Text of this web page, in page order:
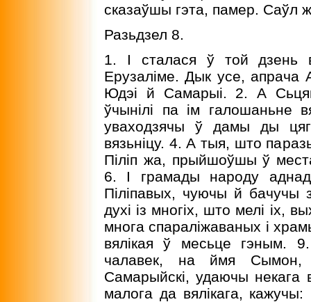
сказаўшы гэта, памер. Саўл
Разьдзел 8.
1. I сталася ў той дзень
Ерузаліме. Дык усе, апрача
Юдэі й Самарыі. 2. А
ўчынілі па ім галошаньне
уваходзячы ў дамы ды
вязьніцу. 4. А тыя, што
Піліп жа, прыйшоўшы ў
6. I грамады народу
Піліпавых, чуючы й бачучы
духі із многіх, што мелі іх,
многа спараліжаваных і
вялікая ў месьце гэным.
чалавек, на ймя Сымон,
Самарыйскі, удаючы некага
малога да вялікага,